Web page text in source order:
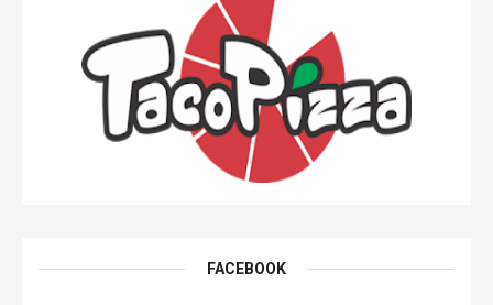
FACEBOOK